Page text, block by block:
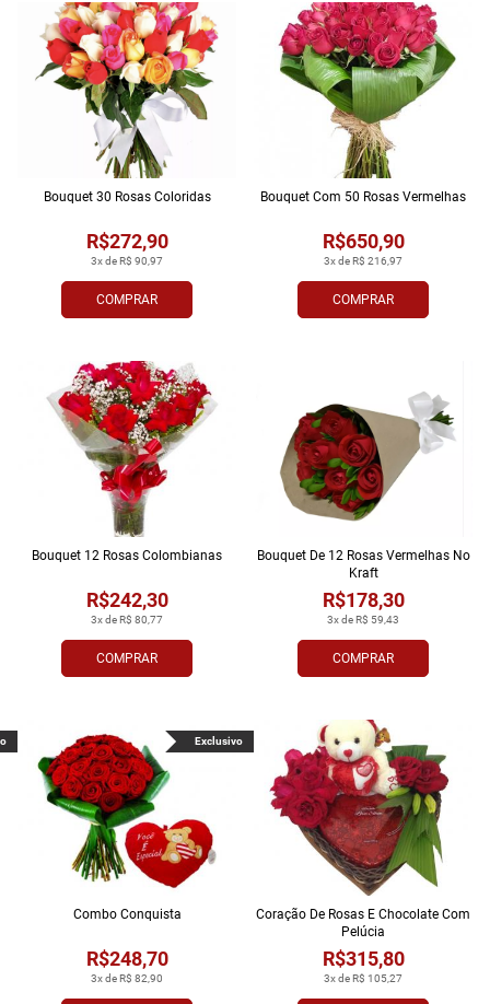
COMPRAR
3x de R$ 90,97
R$272,90
Bouquet 30 Rosas Coloridas
COMPRAR
3x de R$ 216,97
R$650,90
Bouquet Com 50 Rosas Vermelhas
COMPRAR
3x de R$ 80,77
R$242,30
Bouquet 12 Rosas Colombianas
COMPRAR
3x de R$ 59,43
R$178,30
Bouquet De 12 Rosas Vermelhas No
Kraft
3x de R$ 82,90
R$248,70
Combo Conquista
Exclusivo
3x de R$ 105,27
R$315,80
Coração De Rosas E Chocolate Com
Pelúcia